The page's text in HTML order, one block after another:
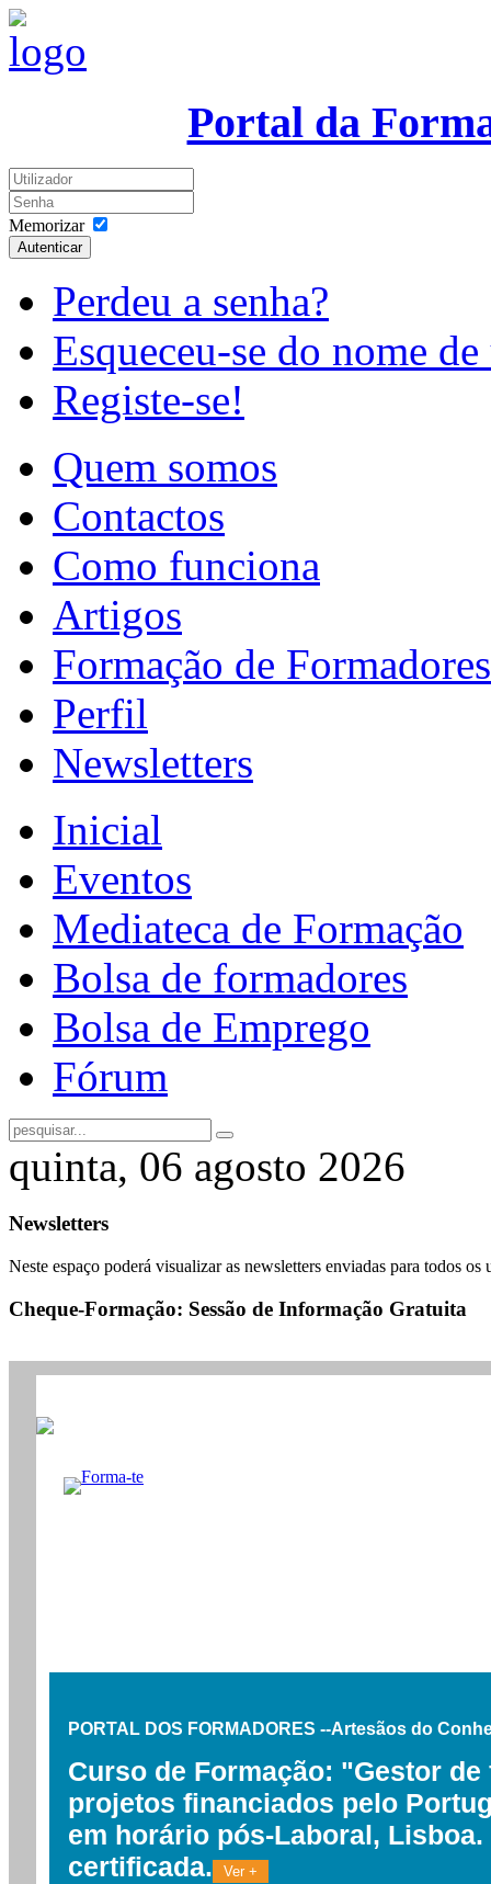
Portal da
Memorizar
Autenticar
Perdeu a senha?
Esqueceu-se do nome
Registe-se!
Quem somos
Contactos
Como funciona
Artigos
Formação de Formadores
Perfil
Newsletters
Inicial
Eventos
Mediateca de Formação
Bolsa de formadores
Bolsa de Emprego
Fórum
quinta, 06 agosto 2026
Newsletters
Neste espaço poderá visualizar as newsletters enviadas para todos
Cheque-Formação: Sessão de Informação Gratuita
PORTAL DOS FORMADORES --Artesãos do
Curso de Formação: "Gestor de
projetos financiados pelo
em horário pós-Laboral, Lisboa.
certificada.
Ver +